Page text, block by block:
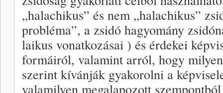
„halachikus” és nem „halachikus”
probléma”, a zsidó hagyomány
laikus vonatkozásai ) és érdekei
formáiról, valamint arról, hogy
szerint kívánják gyakorolni a
valamilyen megalapozott